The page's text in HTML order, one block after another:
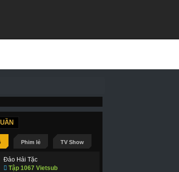
Phim lẻ TV Show
Đảo Hải Tặc
Tập 1067 Vietsub